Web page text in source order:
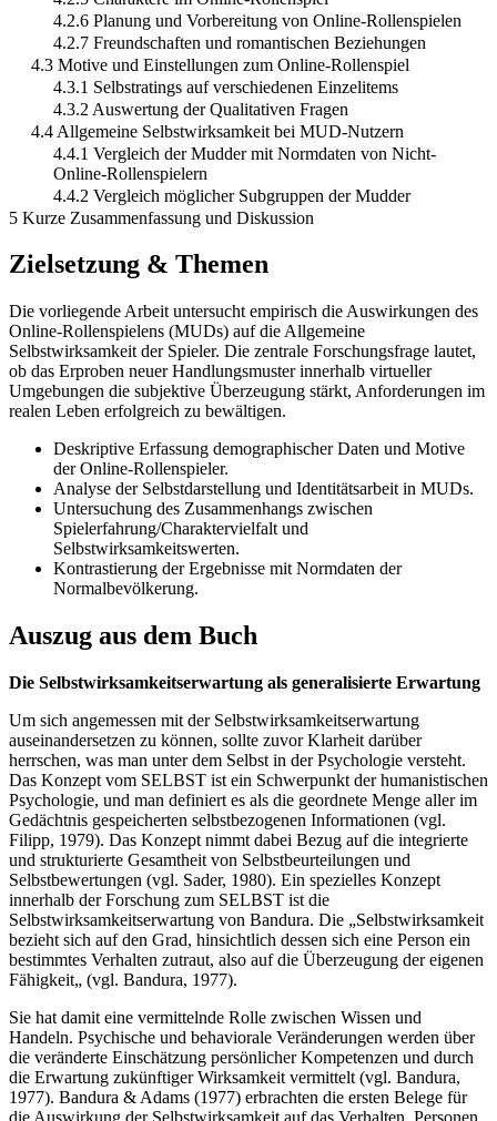
4.2.6 Planung und Vorbereitung von Online-Rollenspielen
4.2.7 Freundschaften und romantischen Beziehungen
4.3 Motive und Einstellungen zum Online-Rollenspiel
4.3.1 Selbstratings auf verschiedenen Einzelitems
4.3.2 Auswertung der Qualitativen Fragen
4.4 Allgemeine Selbstwirksamkeit bei MUD-Nutzern
4.4.1 Vergleich der Mudder mit Normdaten von Nicht-
Online-Rollenspielern
4.4.2 Vergleich möglicher Subgruppen der Mudder
5 Kurze Zusammenfassung und Diskussion
Zielsetzung & Themen
Die vorliegende Arbeit untersucht empirisch die Auswirkungen des
Online-Rollenspielens (MUDs) auf die Allgemeine
Selbstwirksamkeit der Spieler. Die zentrale Forschungsfrage lautet,
ob das Erproben neuer Handlungsmuster innerhalb virtueller
Umgebungen die subjektive Überzeugung stärkt, Anforderungen im
realen Leben erfolgreich zu bewältigen.
Deskriptive Erfassung demographischer Daten und Motive
der Online-Rollenspieler.
Analyse der Selbstdarstellung und Identitätsarbeit in MUDs.
Untersuchung des Zusammenhangs zwischen
Spielerfahrung/Charaktervielfalt und
Selbstwirksamkeitswerten.
Kontrastierung der Ergebnisse mit Normdaten der
Normalbevölkerung.
Auszug aus dem Buch
Die Selbstwirksamkeitserwartung als generalisierte Erwartung
Um sich angemessen mit der Selbstwirksamkeitserwartung
auseinandersetzen zu können, sollte zuvor Klarheit darüber
herrschen, was man unter dem Selbst in der Psychologie versteht.
Das Konzept vom SELBST ist ein Schwerpunkt der humanistischen
Psychologie, und man definiert es als die geordnete Menge aller im
Gedächtnis gespeicherten selbstbezogenen Informationen (vgl.
Filipp, 1979). Das Konzept nimmt dabei Bezug auf die integrierte
und strukturierte Gesamtheit von Selbstbeurteilungen und
Selbstbewertungen (vgl. Sader, 1980). Ein spezielles Konzept
innerhalb der Forschung zum SELBST ist die
Selbstwirksamkeitserwartung von Bandura. Die „Selbstwirksamkeit
bezieht sich auf den Grad, hinsichtlich dessen sich eine Person ein
bestimmtes Verhalten zutraut, also auf die Überzeugung der eigenen
Fähigkeit„ (vgl. Bandura, 1977).
Sie hat damit eine vermittelnde Rolle zwischen Wissen und
Handeln. Psychische und behaviorale Veränderungen werden über
die veränderte Einschätzung persönlicher Kompetenzen und durch
die Erwartung zukünftiger Wirksamkeit vermittelt (vgl. Bandura,
1977). Bandura & Adams (1977) erbrachten die ersten Belege für